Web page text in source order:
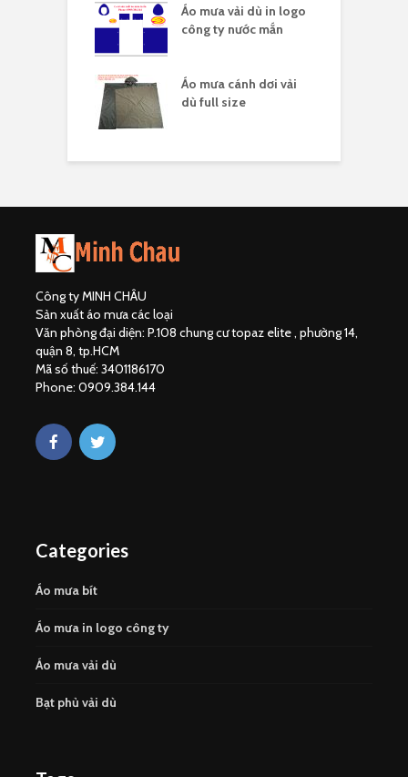
Áo mưa vải dù in logo
công ty nước mắn
Áo mưa cánh dơi vải
dù full size
Công ty MINH CHÂU
Sản xuất áo mưa các loại
Văn phòng đại diện: P.108 chung cư topaz elite , phường 14,
quận 8, tp.HCM
Mã số thuế: 3401186170
Phone: 0909.384.144
Categories
Áo mưa bít
Áo mưa in logo công ty
Áo mưa vải dù
Bạt phủ vải dù